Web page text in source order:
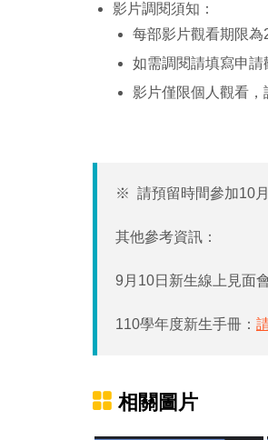
影片調閱須知：
每部影片觀看期限為
如需調閱請填寫申請
影片僅限個人觀看，
※ 請預留時間參加10月
其他參考資訊：
9月10日新生線上見面
110學年度新生手冊：
相關圖片